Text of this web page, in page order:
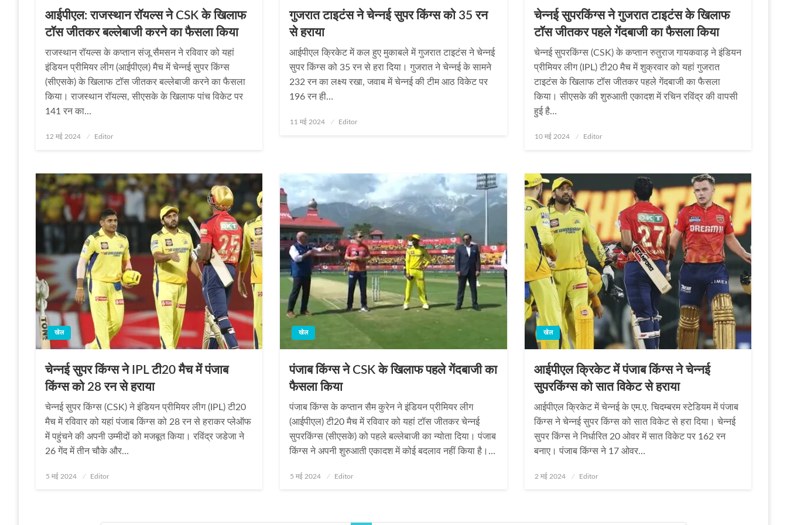
आईपीएल: राजस्थान रॉयल्स ने CSK के खिलाफ
टॉस जीतकर बल्लेबाजी करने का फैसला किया
राजस्थान रॉयल्स के कप्तान संजू सैमसन ने रविवार को यहां
इंडियन प्रीमियर लीग (आईपीएल) मैच में चेन्नई सुपर किंग्स
(सीएसके) के खिलाफ टॉस जीतकर बल्लेबाजी करने का फैसला
किया। राजस्थान रॉयल्स, सीएसके के खिलाफ पांच विकेट पर
141 रन का…
Posted
12 मई 2024 Editor
गुजरात टाइटंस ने चेन्नई सुपर किंग्स को 35 रन
से हराया
आईपीएल क्रिकेट में कल हुए मुकाबले में गुजरात टाइटंस ने चेन्नई
सुपर किंग्स को 35 रन से हरा दिया। गुजरात ने चेन्‍नई के सामने
232 रन का लक्ष्य रखा, जवाब में चेन्‍नई की टीम आठ विकेट पर
196 रन ही…
Posted
11 मई 2024 Editor
चेन्नई सुपरकिंग्स ने गुजरात टाइटंस के खिलाफ
टॉस जीतकर पहले गेंदबाजी का फैसला किया
चेन्नई सुपरकिंग्स (CSK) के कप्तान रुतुराज गायकवाड़ ने इंडियन
प्रीमियर लीग (IPL) टी20 मैच में शुक्रवार को यहां गुजरात
टाइटंस के खिलाफ टॉस जीतकर पहले गेंदबाजी का फैसला
किया। सीएसके की शुरुआती एकादश में रचिन रविंद्र की वापसी
हुई है…
Posted
10 मई 2024 Editor
खेल
चेन्नई सुपर किंग्स ने IPL टी20 मैच में पंजाब
किंग्स को 28 रन से हराया
चेन्नई सुपर किंग्स (CSK) ने इंडियन प्रीमियर लीग (IPL) टी20
मैच में रविवार को यहां पंजाब किंग्स को 28 रन से हराकर प्लेऑफ
में पहुंचने की अपनी उम्मीदों को मजबूत किया। रविंद्र जडेजा ने
26 गेंद में तीन चौके और…
Posted
5 मई 2024 Editor
खेल
पंजाब किंग्स ने CSK के खिलाफ पहले गेंदबाजी का
फैसला किया
पंजाब किंग्स के कप्तान सैम कुरेन ने इंडियन प्रीमियर लीग
(आईपीएल) टी20 मैच में रविवार को यहां टॉस जीतकर चेन्नई
सुपरकिंग्स (सीएसके) को पहले बल्लेबाजी का न्योता दिया। पंजाब
किंग्स ने अपनी शुरुआती एकादश में कोई बदलाव नहीं किया है।…
Posted
5 मई 2024 Editor
खेल
आईपीएल क्रिकेट में पंजाब किंग्‍स ने चेन्‍नई
सुपरकिंग्‍स को सात विकेट से हराया
आईपीएल क्रिकेट में चेन्नई के एम.ए. चिदम्बरम स्टेडियम में पंजाब
किंग्स ने चेन्नई सुपर किंग्स को सात विकेट से हरा दिया। चेन्नई
सुपर किंग्स ने निर्धारित 20 ओवर में सात विकेट पर 162 रन
बनाए। पंजाब किंग्स ने 17 ओवर…
Posted
2 मई 2024 Editor